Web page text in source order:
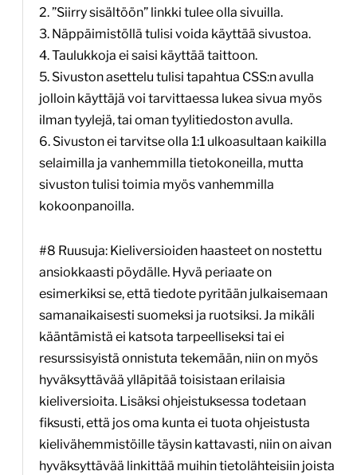
2. ”Siirry sisältöön” linkki tulee olla sivuilla.
3. Näppäimistöllä tulisi voida käyttää sivustoa.
4. Taulukkoja ei saisi käyttää taittoon.
5. Sivuston asettelu tulisi tapahtua CSS:n avulla
jolloin käyttäjä voi tarvittaessa lukea sivua myös
ilman tyylejä, tai oman tyylitiedoston avulla.
6. Sivuston ei tarvitse olla 1:1 ulkoasultaan kaikilla
selaimilla ja vanhemmilla tietokoneilla, mutta
sivuston tulisi toimia myös vanhemmilla
kokoonpanoilla.
#8 Ruusuja: Kieliversioiden haasteet on nostettu
ansiokkaasti pöydälle. Hyvä periaate on
esimerkiksi se, että tiedote pyritään julkaisemaan
samanaikaisesti suomeksi ja ruotsiksi. Ja mikäli
kääntämistä ei katsota tarpeelliseksi tai ei
resurssisyistä onnistuta tekemään, niin on myös
hyväksyttävää ylläpitää toisistaan erilaisia
kieliversioita. Lisäksi ohjeistuksessa todetaan
fiksusti, että jos oma kunta ei tuota ohjeistusta
kielivähemmistöille täysin kattavasti, niin on aivan
hyväksyttävää linkittää muihin tietolähteisiin joista